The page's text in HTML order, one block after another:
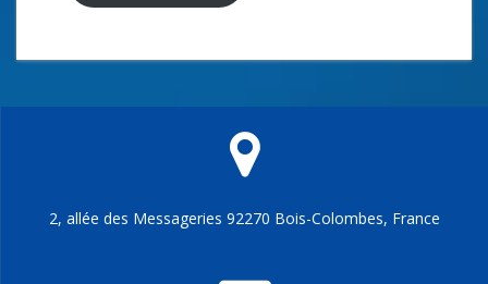
2, allée des Messageries 92270 Bois-Colombes, France